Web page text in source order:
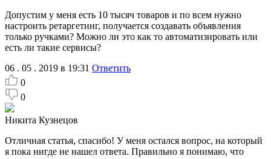
Допустим у меня есть 10 тысяч товаров и по всем нужно
настроить ретаргетинг, получается создавать объявления
только ручками? Можно ли это как то автоматизировать или
есть ли такие сервисы?
06 . 05 . 2019 в 19:31 Ответить
0
0
Никита Кузнецов
Отличная статья, спасибо! У меня остался вопрос, на который
я пока нигде не нашел ответа. Правильно я понимаю, что